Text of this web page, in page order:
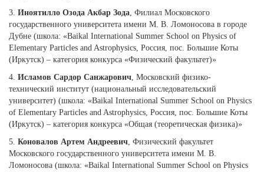
3. Иноятилло Озода Акбар Зода, Филиал Московского
государственного университета имени М. В. Ломоносова в городе
Дубне (школа: «Baikal International Summer School on Physics of
Elementary Particles and Astrophysics, Россия, пос. Большие Коты
(Иркутск) – категория конкурса «Физический факультет)»
4. Исламов Сардор Санжарович, Московский физико-
технический институт (национальный исследовательский
университет) (школа: «Baikal International Summer School on Physics
of Elementary Particles and Astrophysics, Россия, пос. Большие Коты
(Иркутск) – категория конкурса «Общая (теоретическая физика)»
5. Коновалов Артем Андреевич, Физический факультет
Московского государственного университета имени М. В.
Ломоносова (школа: «Baikal International Summer School on Physics